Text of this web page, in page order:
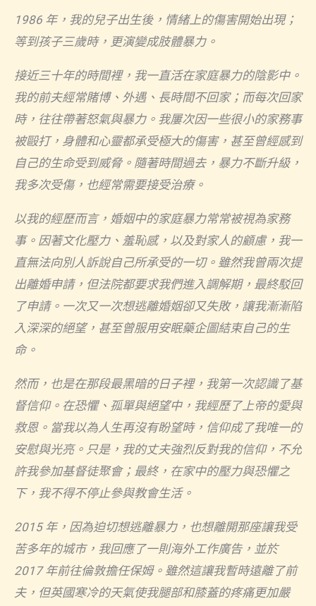
1986 年，我的兒子出生後，情緒上的傷害開始出現；
等到孩子三歲時，更演變成肢體暴力。
接近三十年的時間裡，我一直活在家庭暴力的陰影中。
我的前夫經常賭博、外遇、長時間不回家；而每次回家
時，往往帶著怒氣與暴力。我屢次因一些很小的家務事
被毆打，身體和心靈都承受極大的傷害，甚至曾經感到
自己的生命受到威脅。隨著時間過去，暴力不斷升級，
我多次受傷，也經常需要接受治療。
以我的經歷而言，婚姻中的家庭暴力常常被視為家務
事。因著文化壓力、羞恥感，以及對家人的顧慮，我一
直無法向別人訴說自己所承受的一切。雖然我曾兩次提
出離婚申請，但法院都要求我們進入調解期，最終駁回
了申請。一次又一次想逃離婚姻卻又失敗，讓我漸漸陷
入深深的絕望，甚至曾服用安眠藥企圖結束自己的生
命。
然而，也是在那段最黑暗的日子裡，我第一次認識了基
督信仰。在恐懼、孤單與絕望中，我經歷了上帝的愛與
救恩。當我以為人生再沒有盼望時，信仰成了我唯一的
安慰與光亮。只是，我的丈夫強烈反對我的信仰，不允
許我參加基督徒聚會；最終，在家中的壓力與恐懼之
下，我不得不停止參與教會生活。
2015年，因為迫切想逃離暴力，也想離開那座讓我受
苦多年的城市，我回應了一則海外工作廣告，並於
2017年前往倫敦擔任保姆。雖然這讓我暫時遠離了前
夫，但英國寒冷的天氣使我腿部和膝蓋的疼痛更加嚴